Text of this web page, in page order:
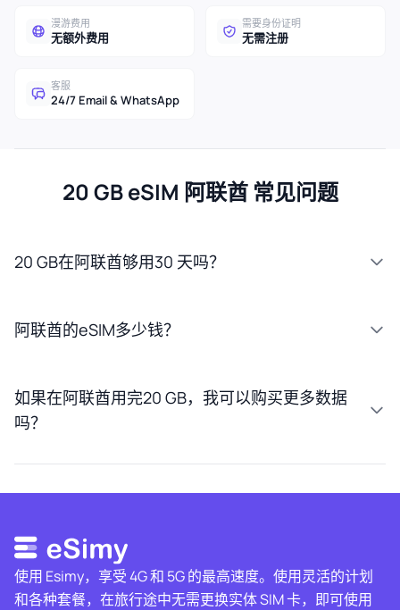
漫游费用
无额外费用
需要身份证明
无需注册
客服
24/7 Email & WhatsApp
20 GB eSIM 阿联酋 常见问题
20 GB在阿联酋够用30 天吗？
阿联酋的eSIM多少钱？
如果在阿联酋用完20 GB，我可以购买更多数据
吗？
使用 Esimy，享受 4G 和 5G 的最高速度。使用灵活的计划
和各种套餐，在旅行途中无需更换实体 SIM 卡，即可使用